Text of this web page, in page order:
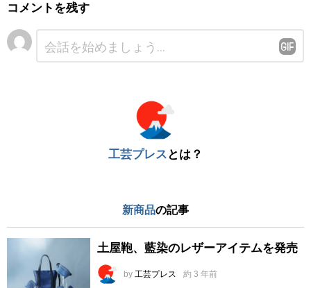
コメントを残す
工芸プレス とは？
新商品の記事
土屋鞄、藍染のレザーアイテムを発売
by 工芸プレス 約 3 年前